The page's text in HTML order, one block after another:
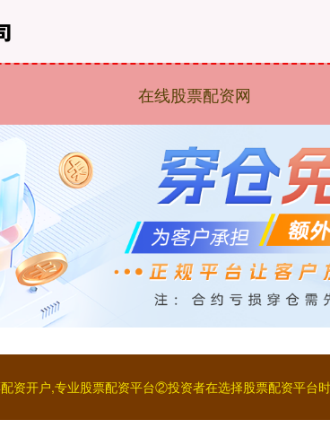
在线股票配资网
资开户,专业股票配资平台②投资者在选择股票配资平台